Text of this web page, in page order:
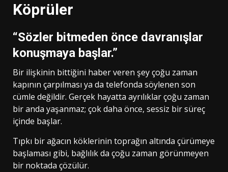
Köprüler
“Sözler bitmeden önce davranışlar
konuşmaya başlar.”
Bir ilişkinin bittiğini haber veren şey çoğu zaman
kapının çarpılması ya da telefonda söylenen son
cümle değildir. Gerçek hayatta ayrılıklar çoğu zaman
bir anda yaşanmaz; çok daha önce, sessiz bir süreç
içinde başlar.
Tıpkı bir ağacın köklerinin toprağın altında çürümeye
başlaması gibi, bağlılık da çoğu zaman görünmeyen
bir noktada çözülür.